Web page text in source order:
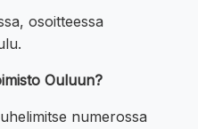
osoitteessa
Ouluun?
numerossa